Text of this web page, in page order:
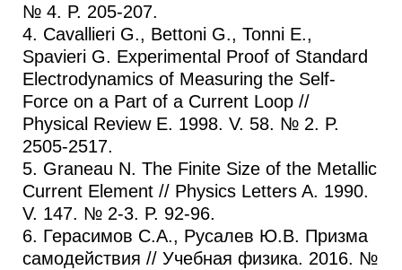
№ 4. P. 205-207.
4. Cavallieri G., Bettoni G., Tonni E.,
Spavieri G. Experimental Proof of Standard
Electrodynamics of Measuring the Self-
Force on a Part of a Current Loop //
Physical Review E. 1998. V. 58. № 2. P.
2505-2517.
5. Graneau N. The Finite Size of the Metallic
Current Element // Physics Letters A. 1990.
V. 147. № 2-3. P. 92-96.
6. Герасимов С.А., Русалев Ю.В. Призма
самодействия // Учебная физика. 2016. №